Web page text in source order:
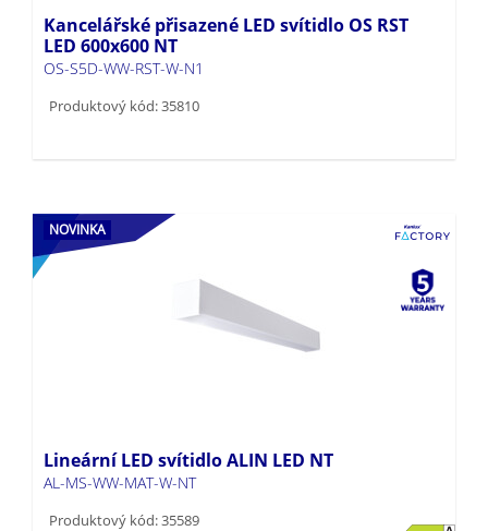
Kancelářské přisazené LED svítidlo OS RST
LED 600x600 NT
OS-S5D-WW-RST-W-N1
Produktový kód: 35810
NOVINKA
Lineární LED svítidlo ALIN LED NT
AL-MS-WW-MAT-W-NT
Produktový kód: 35589